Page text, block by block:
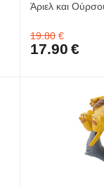
Άριελ και
19.80 €
17.90 €